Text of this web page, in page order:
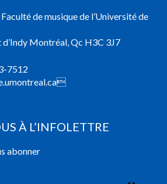
de musique de l’Université de
d’Indy Montréal, Qc H3C 3J7
7512

À L’INFOLETTRE
abonner